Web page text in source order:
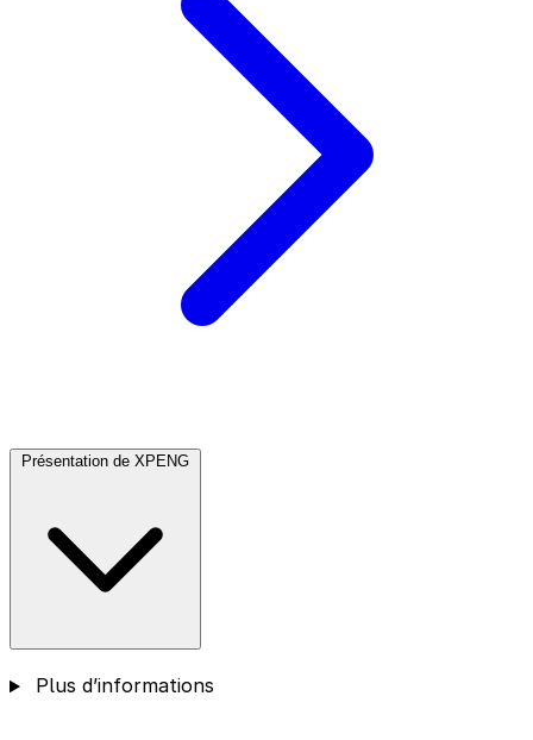
Présentation de XPENG
Plus d’informations